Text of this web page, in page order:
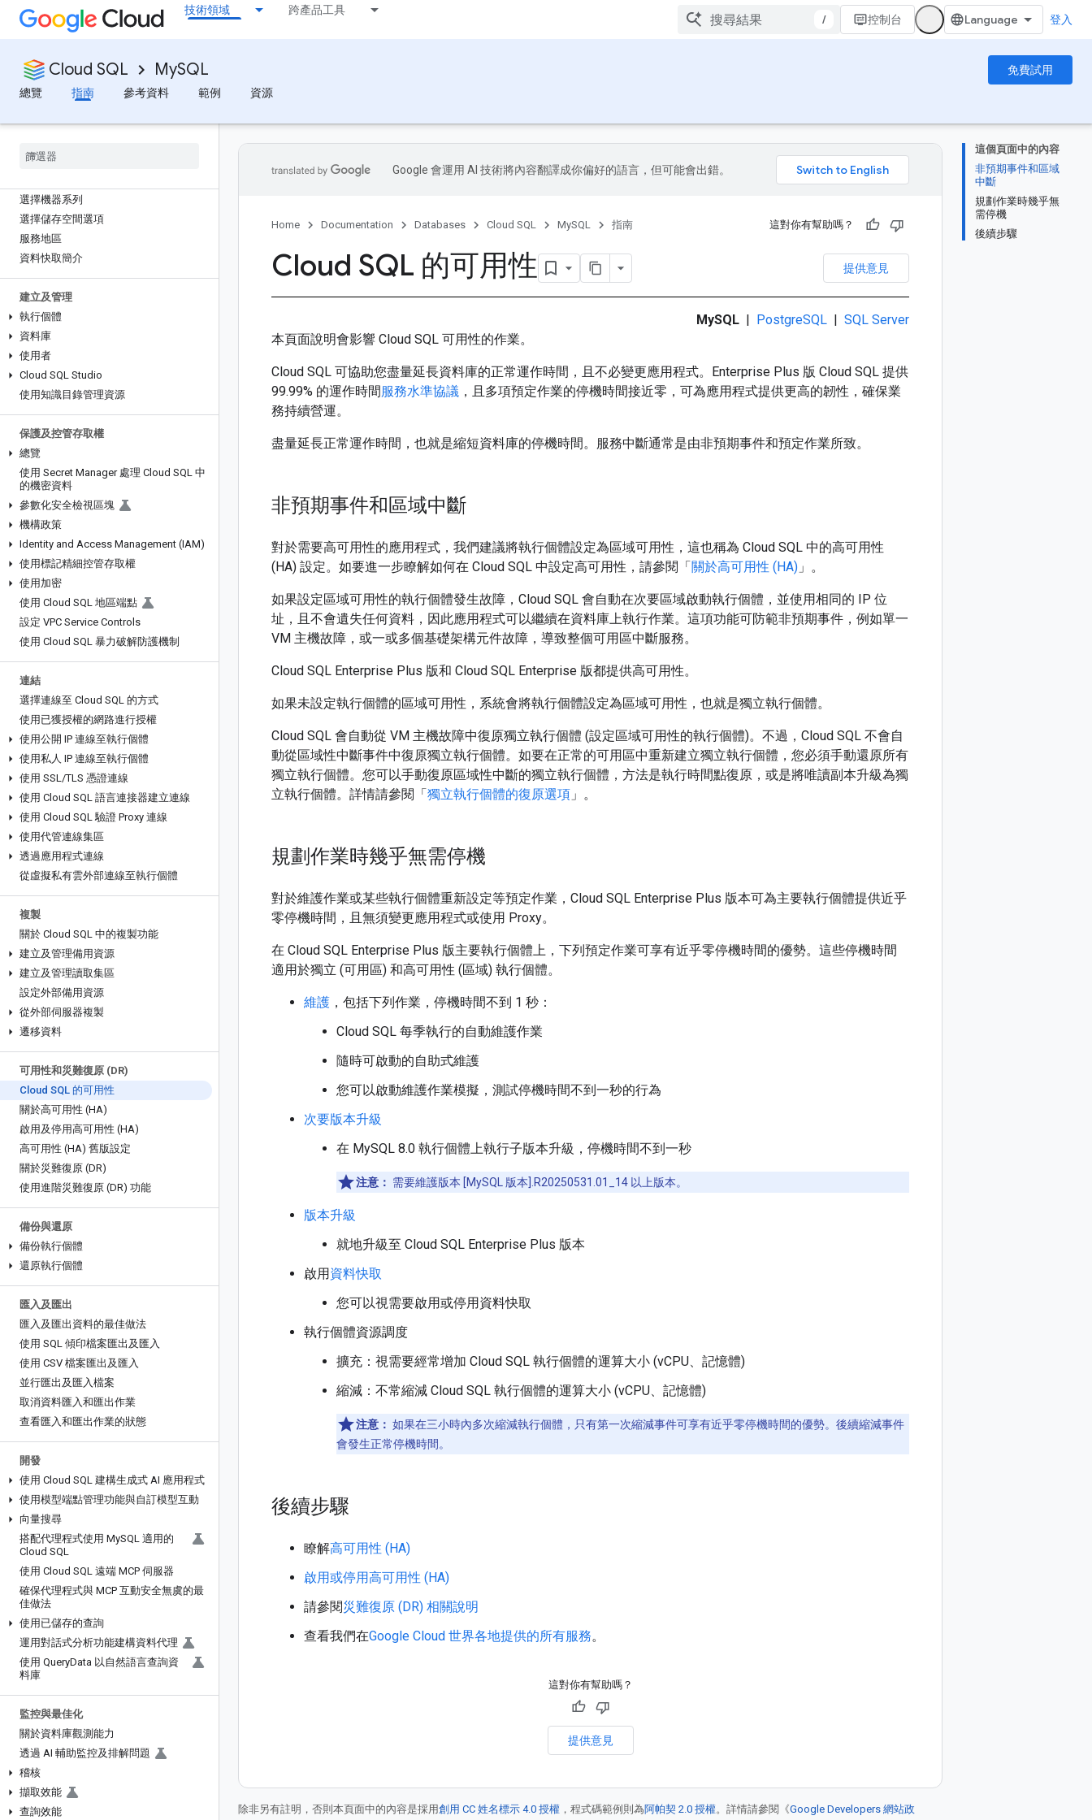
技術領域 跨產品工具
/ 控制台 登入
Cloud SQL MySQL
免費試用
總覽
指南 參考資料 範例 資源
資料庫
從雲端服務連線
快速入門：使用 Cloud SQL 驗證 Proxy
連線
快速入門：從本機電腦連線
總覽
選擇機器系列
選擇儲存空間選項
服務地區
資料快取簡介
建立及管理
執行個體
資料庫
使用者
Cloud SQL Studio
使用知識目錄管理資源
保護及控管存取權
總覽
使用 Secret Manager 處理 Cloud SQL 中
的機密資料
參數化安全檢視區塊
機構政策
Identity and Access Management (IAM)
使用標記精細控管存取權
使用加密
使用 Cloud SQL 地區端點
設定 VPC Service Controls
使用 Cloud SQL 暴力破解防護機制
連結
選擇連線至 Cloud SQL 的方式
使用已獲授權的網路進行授權
使用公開 IP 連線至執行個體
使用私人 IP 連線至執行個體
使用 SSL/TLS 憑證連線
使用 Cloud SQL 語言連接器建立連線
使用 Cloud SQL 驗證 Proxy 連線
使用代管連線集區
透過應用程式連線
從虛擬私有雲外部連線至執行個體
複製
關於 Cloud SQL 中的複製功能
建立及管理備用資源
建立及管理讀取集區
設定外部備用資源
從外部伺服器複製
遷移資料
可用性和災難復原 (DR)
Cloud SQL 的可用性
關於高可用性 (HA)
啟用及停用高可用性 (HA)
高可用性 (HA) 舊版設定
關於災難復原 (DR)
使用進階災難復原 (DR) 功能
備份與還原
備份執行個體
還原執行個體
匯入及匯出
匯入及匯出資料的最佳做法
使用 SQL 傾印檔案匯出及匯入
使用 CSV 檔案匯出及匯入
並行匯出及匯入檔案
取消資料匯入和匯出作業
查看匯入和匯出作業的狀態
開發
使用 Cloud SQL 建構生成式 AI 應用程式
使用模型端點管理功能與自訂模型互動
向量搜尋
搭配代理程式使用 MySQL 適用的
Cloud SQL
使用 Cloud SQL 遠端 MCP 伺服器
確保代理程式與 MCP 互動安全無虞的最
佳做法
使用已儲存的查詢
運用對話式分析功能建構資料代理
使用 QueryData 以自然語言查詢資
料庫
監控與最佳化
關於資料庫觀測能力
透過 AI 輔助監控及排解問題
稽核
擷取效能
查詢效能
這個頁面中的內容
非預期事件和區域
中斷
規劃作業時幾乎無
需停機
後續步驟
Google 會運用 AI 技術將內容翻譯成你偏好的語言，但可能會出錯。
Home Documentation Databases Cloud SQL MySQL 指南 這對你有幫助嗎？
提供意見
Cloud SQL 的可用性
MySQL | PostgreSQL | SQL Server
本頁面說明會影響 Cloud SQL 可用性的作業。
Cloud SQL 可協助您盡量延長資料庫的正常運作時間，且不必變更應用程式。Enterprise Plus 版 Cloud SQL 提供
99.99% 的運作時間服務水準協議 ，且多項預定作業的停機時間接近零，可為應用程式提供更高的韌性，確保業
務持續營運。
盡量延長正常運作時間，也就是縮短資料庫的停機時間。服務中斷通常是由非預期事件和預定作業所致。
非預期事件和區域中斷
對於需要高可用性的應用程式，我們建議將執行個體設定為區域可用性，這也稱為 Cloud SQL 中的高可用性
(HA) 設定。如要進一步瞭解如何在 Cloud SQL 中設定高可用性，請參閱「關於高可用性 (HA) 」。
如果設定區域可用性的執行個體發生故障，Cloud SQL 會自動在次要區域啟動執行個體，並使用相同的 IP 位
址，且不會遺失任何資料，因此應用程式可以繼續在資料庫上執行作業。這項功能可防範非預期事件，例如單一
VM 主機故障，或一或多個基礎架構元件故障，導致整個可用區中斷服務。
Cloud SQL Enterprise Plus 版和 Cloud SQL Enterprise 版都提供高可用性。
如果未設定執行個體的區域可用性，系統會將執行個體設定為區域可用性，也就是獨立執行個體。
Cloud SQL 會自動從 VM 主機故障中復原獨立執行個體 (設定區域可用性的執行個體)。不過，Cloud SQL 不會自
動從區域性中斷事件中復原獨立執行個體。如要在正常的可用區中重新建立獨立執行個體，您必須手動還原所有
獨立執行個體。您可以手動復原區域性中斷的獨立執行個體，方法是執行時間點復原，或是將唯讀副本升級為獨
立執行個體。詳情請參閱「獨立執行個體的復原選項 」。
規劃作業時幾乎無需停機
對於維護作業或某些執行個體重新設定等預定作業，Cloud SQL Enterprise Plus 版本可為主要執行個體提供近乎
零停機時間，且無須變更應用程式或使用 Proxy。
在 Cloud SQL Enterprise Plus 版主要執行個體上，下列預定作業可享有近乎零停機時間的優勢。這些停機時間
適用於獨立 (可用區) 和高可用性 (區域) 執行個體。
維護 ，包括下列作業，停機時間不到 1 秒：
Cloud SQL 每季執行的自動維護作業
隨時可啟動的自助式維護
您可以啟動維護作業模擬，測試停機時間不到一秒的行為
次要版本升級
在 MySQL 8.0 執行個體上執行子版本升級，停機時間不到一秒
注意： 需要維護版本 [MySQL 版本].R20250531.01_14 以上版本。
版本升級
就地升級至 Cloud SQL Enterprise Plus 版本
啟用資料快取
您可以視需要啟用或停用資料快取
執行個體資源調度
擴充：視需要經常增加 Cloud SQL 執行個體的運算大小 (vCPU、記憶體)
縮減：不常縮減 Cloud SQL 執行個體的運算大小 (vCPU、記憶體)
注意： 如果在三小時內多次縮減執行個體，只有第一次縮減事件可享有近乎零停機時間的優勢。後續縮減事件
會發生正常停機時間。
後續步驟
瞭解高可用性 (HA)
啟用或停用高可用性 (HA)
請參閱災難復原 (DR) 相關說明
查看我們在Google Cloud 世界各地提供的所有服務。
這對你有幫助嗎？
提供意見
除非另有註明，否則本頁面中的內容是採用創用 CC 姓名標示 4.0 授權 ，程式碼範例則為阿帕契 2.0 授權。詳情請參閱《Google Developers 網站政